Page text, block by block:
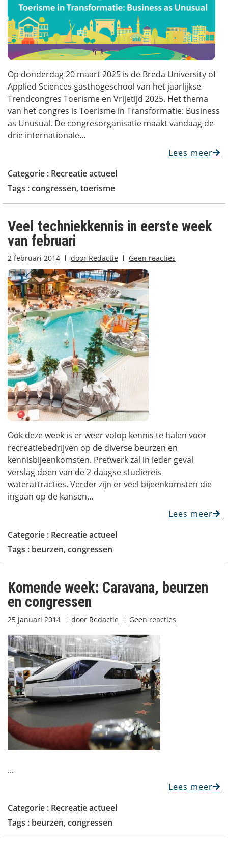
Op donderdag 20 maart 2025 is de Breda University of
Applied Sciences gasthogeschool van het jaarlijkse
Trendcongres Toerisme en Vrijetijd 2025. Het thema
van het congres is Toerisme in Transformatie: Business
as Unusual. De congresorganisatie maakt vandaag de
drie internationale...
Lees meer
Categorie : Recreatie actueel
Tags :congressen, toerisme
Veel techniekkennis in eerste week
van februari
2 februari 2014 door Redactie Geen reacties
Ook deze week is er weer volop kennis te halen voor
recreatiebedrijven op de diverse beurzen en
kennisbijeenkomsten. Pretwerk zal in ieder geval
verslag doen van de 2-daagse studiereis
waterattracties. Verder zijn er veel bijeenkomsten die
ingaan op de kansen...
Lees meer
Categorie : Recreatie actueel
Tags : beurzen, congressen
Komende week: Caravana, beurzen
en congressen
25 januari 2014 door Redactie Geen reacties
...
Lees meer
Categorie : Recreatie actueel
Tags : beurzen, congressen